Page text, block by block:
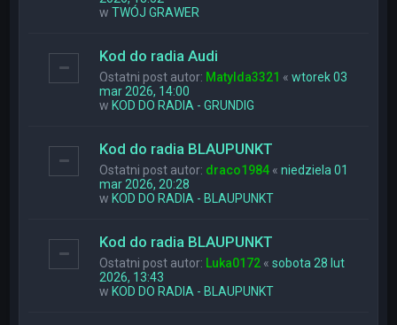
wTWÓJ GRAWER
Kod do radia Audi
Ostatni post autor: Matylda3321 «wtorek 03
mar 2026, 14:00
w KOD DO RADIA - GRUNDIG
Kod do radia BLAUPUNKT
Ostatni post autor: draco1984 «niedziela 01
mar 2026, 20:28
w KOD DO RADIA - BLAUPUNKT
Kod do radia BLAUPUNKT
Ostatni post autor: Luka0172 «sobota 28 lut
2026, 13:43
w KOD DO RADIA - BLAUPUNKT